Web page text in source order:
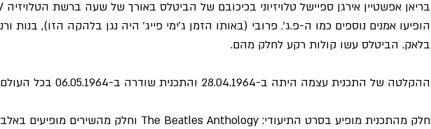
הופיעו אמנים נוספים כמו ה-פ.ג'. פרובי (באותו הזמן ג'ימי פייג' היה נגן בלהקה הזו), בנות
בלאק. הביטלס עשו קולות רקע לחלק מהם.
ההקלטה של התכנית עצמה היתה ב-28.04.1964 והתכנית שודרה ב-06.05.1964 בכל העולם.
חלק מהתכנית מופיע בסרט התיעודי: The Beatles Anthology וחלק מהשירים מופיעים באלבום Anthology 1